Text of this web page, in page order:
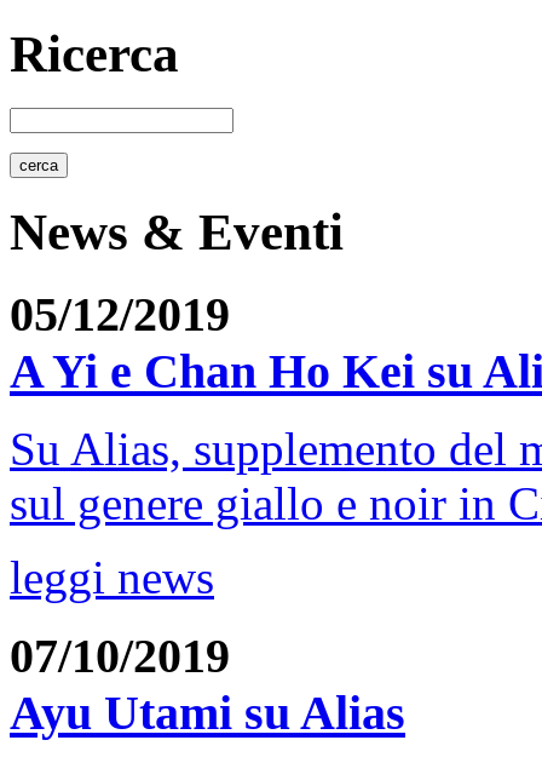
Ricerca
News & Eventi
05/12/2019
A Yi e Chan Ho Kei su
Su Alias, supplemento del
sul genere giallo e noir in
leggi news
07/10/2019
Ayu Utami su Alias